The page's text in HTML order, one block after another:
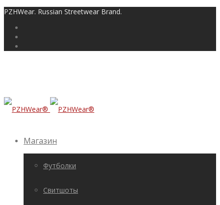
PZHWear. Russian Streetwear Brand.
Магазин
Футболки
Свитшоты